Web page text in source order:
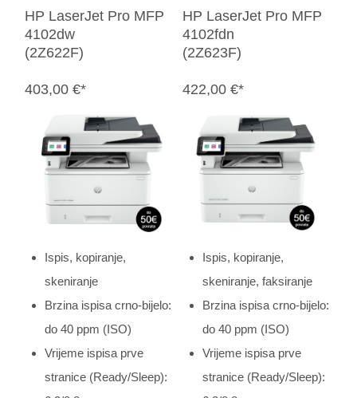
HP LaserJet Pro MFP
4102dw
(2Z622F)
403,00 €*
HP LaserJet Pro MFP
4102fdn
(2Z623F)
422,00 €*
Ispis, kopiranje,
skeniranje
Brzina ispisa crno-bijelo:
do 40 ppm (ISO)
Vrijeme ispisa prve
stranice (Ready/Sleep):
Ispis, kopiranje,
skeniranje, faksiranje
Brzina ispisa crno-bijelo:
do 40 ppm (ISO)
Vrijeme ispisa prve
stranice (Ready/Sleep):